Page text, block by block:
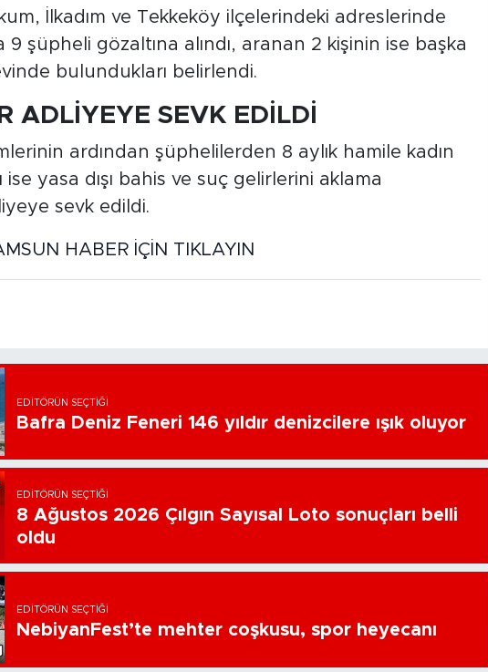
İlkadım ve Tekkeköy ilçelerindeki adreslerinde
9 şüpheli gözaltına alındı, aranan 2 kişinin ise başka
bulundukları belirlendi.
ADLİYEYE SEVK EDİLDİ
ardından şüphelilerden 8 aylık hamile kadın
ise yasa dışı bahis ve suç gelirlerini aklama
sevk edildi.
HABER İÇİN TIKLAYIN
EDITÖRÜN SEÇTIĞI
Bafra Deniz Feneri 146 yıldır denizcilere ışık oluyor
EDITÖRÜN SEÇTIĞI
8 Ağustos 2026 Çılgın Sayısal Loto sonuçları belli
oldu
EDITÖRÜN SEÇTIĞI
NebiyanFest’te mehter coşkusu, spor heyecanı